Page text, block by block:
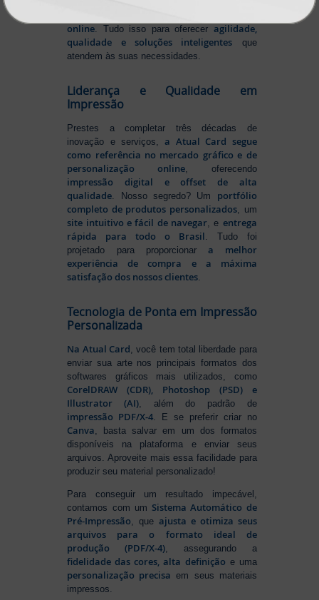
online. Tudo isso para oferecer agilidade,
qualidade e soluções inteligentes que
atendem às suas necessidades.
Liderança e Qualidade em
Impressão
Prestes a completar três décadas de
inovação e serviços,a Atual Card segue
como referência no mercado gráfico e de
personalização online, oferecendo
impressão digital e offset de alta
qualidade. Nosso segredo? Um portfólio
completo de produtos personalizados, um
site intuitivo e fácil de navegar, e entrega
rápida para todo o Brasil. Tudo foi
projetado para proporcionara melhor
experiência de compra e a máxima
satisfação dos nossos clientes.
Tecnologia de Ponta em Impressão
Personalizada
Na Atual Card , você tem total liberdade para
enviar sua arte nos principais formatos dos
softwares gráficos mais utilizados, como
CorelDRAW (CDR), Photoshop (PSD) e
Illustrator (AI) , além do padrão de
impressão PDF/X-4 . E se preferir criar no
Canva , basta salvar em um dos formatos
disponíveis na plataforma e enviar seus
arquivos. Aproveite mais essa facilidade para
produzir seu material personalizado!
Para conseguir um resultado impecável,
contamos com um Sistema Automático de
Pré-Impressão , queajusta e otimiza seus
arquivos para o formato ideal de
produção (PDF/X-4) , assegurando a
fidelidade das cores, alta definição e uma
personalização precisa em seus materiais
impressos.